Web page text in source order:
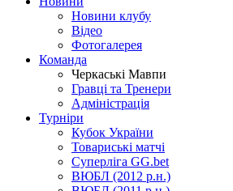
Новини клубу
Відео
Фотогалерея
Команда
Черкаські Мавпи
Гравці та Тренери
Адміністрація
Турніри
Кубок України
Товариські матчі
Суперліга GG.bet
ВЮБЛ (2012 р.н.)